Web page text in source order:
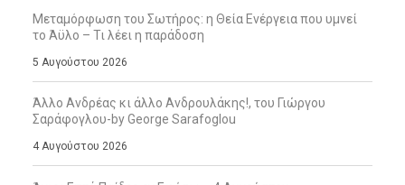
Μεταμόρφωση του Σωτήρος: η Θεία Ενέργεια που υμνεί
το Άϋλο – Τι λέει η παράδοση
5 Αυγούστου 2026
Άλλο Ανδρέας κι άλλο Ανδρουλάκης!, του Γιώργου
Σαράφογλου-by George Sarafoglou
4 Αυγούστου 2026